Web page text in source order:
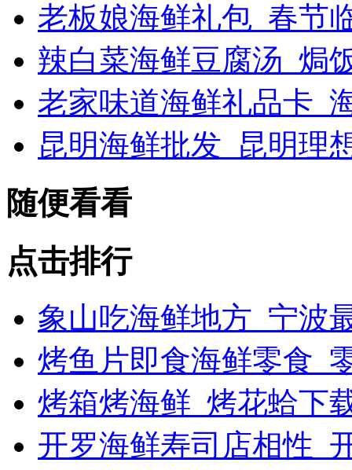
老板娘海鲜礼包_春节
辣白菜海鲜豆腐汤_焗
老家味道海鲜礼品卡_
昆明海鲜批发_昆明理
随便看看
点击排行
象山吃海鲜地方_宁波
烤鱼片即食海鲜零食_
烤箱烤海鲜_烤花蛤下
开罗海鲜寿司店相性_